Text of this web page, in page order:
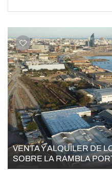
VENTA Y ALQUILER DE
SOBRE LA RAMBLA